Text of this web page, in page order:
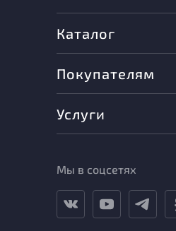
Каталог
Покупателям
Услуги
Мы в соцсетях